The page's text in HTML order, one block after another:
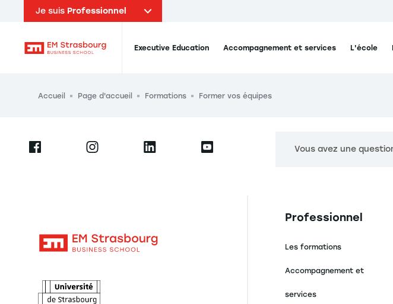
Je suis Professionnel
EM Strasbourg Business School
Executive Education Accompagnement et services L'école
Fil d'Ariane
Accueil Page d'accueil Formations Former vos équipes
Vous avez une
Navigation principale
Professionnel
Les formations
Accompagnement et
services